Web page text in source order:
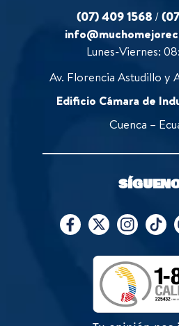
(07) 409 1568 /
Lunes-Viernes:
Av. Florencia Astudillo y
Edificio Cámara de
Cuenca –